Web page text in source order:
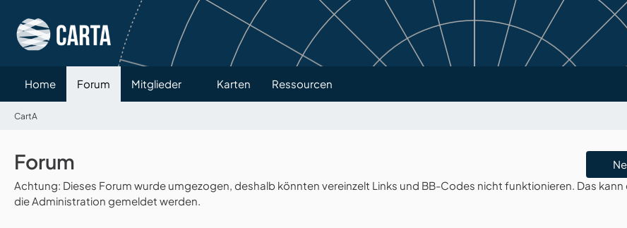
Home Forum Mitglieder Karten Ressourcen
CartA
Forum
Achtung: Dieses Forum wurde umgezogen, deshalb könnten vereinzelt Links und BB-Codes nicht funktionieren. Das kann
die Administration gemeldet werden.